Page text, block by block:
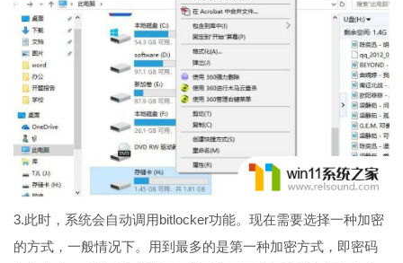
3.此时，系统会自动调用bitlocker功能。现在需要选择一种加密
的方式，一般情况下。用到最多的是第一种加密方式，即密码